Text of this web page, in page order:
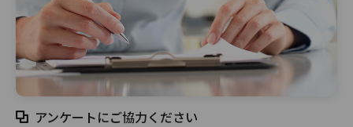
アンケートにご協力ください